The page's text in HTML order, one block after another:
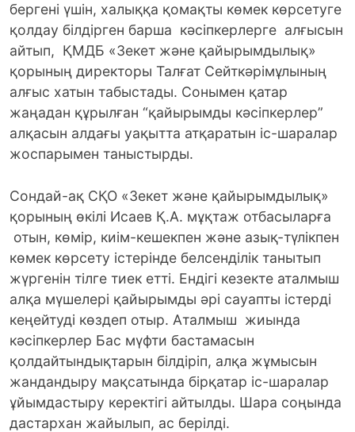
бергені үшін, халыққа қомақты көмек көрсетуге
қолдау білдірген барша кәсіпкерлерге алғысын
айтып, ҚМДБ «Зекет және қайырымдылық»
қорының директоры Талғат Сейткәрімұлының
алғыс хатын табыстады. Сонымен қатар
жаңадан құрылған “қайырымды кәсіпкерлер”
алқасын алдағы уақытта атқаратын іс-шаралар
жоспарымен таныстырды.
Сондай-ақ СҚО «Зекет және қайырымдылық»
қорының өкілі Исаев Қ.А. мұқтаж отбасыларға
отын, көмір, киім-кешекпен және азық-түлікпен
көмек көрсету істерінде белсенділік танытып
жүргенін тілге тиек етті. Ендігі кезекте аталмыш
алқа мүшелері қайырымды әрі сауапты істерді
кеңейтуді көздеп отыр. Аталмыш жиында
кәсіпкерлер Бас мүфти бастамасын
қолдайтындықтарын білдіріп, алқа жұмысын
жандандыру мақсатында бірқатар іс-шаралар
ұйымдастыру керектігі айтылды. Шара соңында
дастархан жайылып, ас берілді.